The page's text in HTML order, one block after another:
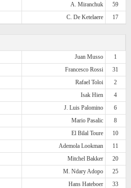
A. Miranchuk
59
C. De Ketelaere 17
Juan Musso
1
Francesco Rossi
31
Rafael Toloi
2
Isak Hien
4
J. Luis Palomino
6
Mario Pasalic
8
El Bilal Toure
10
Ademola Lookman
11
Mitchel Bakker
20
M. Ndary Adopo
25
Hans Hateboer
33